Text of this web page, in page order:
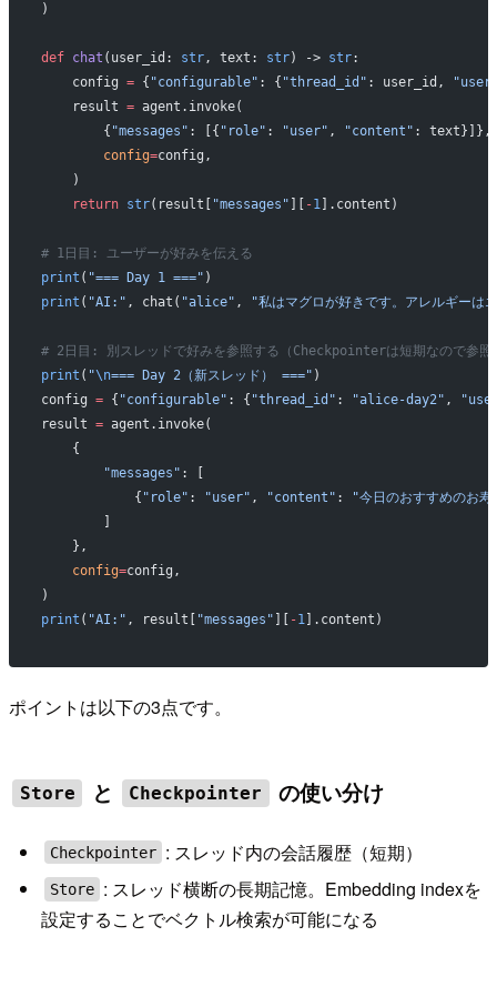
)
def chat (user_id: str, text: str) -> str:
    config
= { "configurable" : { "thread_id" : user_id,
    result
= agent.invoke(
        {
"messages" : [{ "role" : "user" , "content" : text}]},
        config
=config,
    )
    return
str(result[ "messages" -1].content)
# 1日目: ユーザーが好みを伝える
print ( "=== Day 1 ===" )
print ( "AI:" , chat( "alice" , "私はマグロが好きです。アレルギーは
# 2日目: 別スレッドで好みを参照する（Checkpointerは短期なので参照
print ( "\n=== Day 2（新スレッド） ===" )
config = { "configurable" : { "thread_id" : "alice-day2" ,
result = agent.invoke(
    {
        "messages"
: [
            {
"role" : "user" , "content" :
"今日のおすすめのお
    },
    config
=config,
)
print ( "AI:" , result[ "messages" -1].content)
ポイントは以下の3点です。
Store と Checkpointer の使い分け
Checkpointer : スレッド内の会話履歴（短期）
Store : スレッド横断の長期記憶。Embedding indexを
設定することでベクトル検索が可能になる